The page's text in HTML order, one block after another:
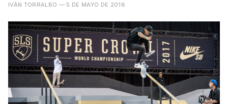
IVÁN TORRALBO — 5 DE MAYO DE 2018